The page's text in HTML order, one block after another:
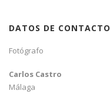
DATOS DE CONTACTO
Fotógrafo
Carlos Castro
Málaga